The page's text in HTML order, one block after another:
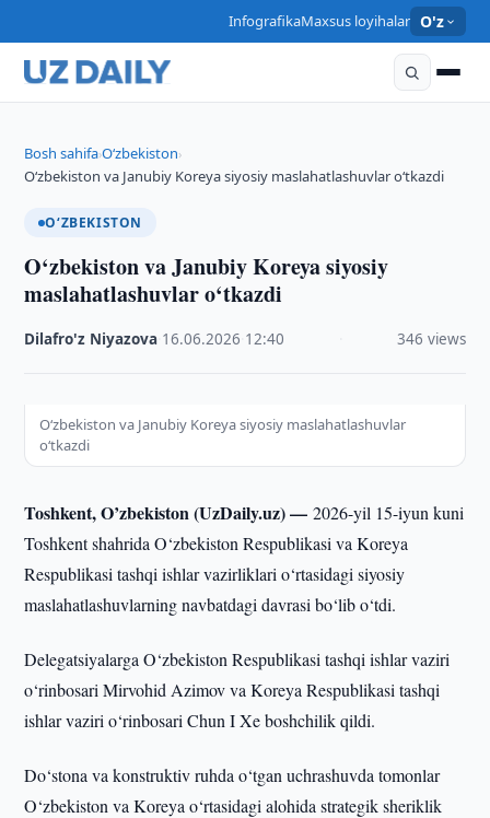
InfografikaMaxsus loyihalar O'z
Bosh sahifa›O‘zbekiston›
O‘zbekiston va Janubiy Koreya siyosiy maslahatlashuvlar o‘tkazdi
O‘ZBEKISTON
O‘zbekiston va Janubiy Koreya siyosiy
maslahatlashuvlar o‘tkazdi
Dilafro'z Niyazova 16.06.2026 12:40 346 views
O‘zbekiston va Janubiy Koreya siyosiy maslahatlashuvlar
o‘tkazdi
Toshkent, O’zbekiston (UzDaily.uz) —2026-yil 15-iyun kuni
Toshkent shahrida O‘zbekiston Respublikasi va Koreya
Respublikasi tashqi ishlar vazirliklari o‘rtasidagi siyosiy
maslahatlashuvlarning navbatdagi davrasi bo‘lib o‘tdi.
Delegatsiyalarga O‘zbekiston Respublikasi tashqi ishlar vaziri
o‘rinbosari Mirvohid Azimov va Koreya Respublikasi tashqi
ishlar vaziri o‘rinbosari Chun I Xe boshchilik qildi.
Do‘stona va konstruktiv ruhda o‘tgan uchrashuvda tomonlar
O‘zbekiston va Koreya o‘rtasidagi alohida strategik sheriklik